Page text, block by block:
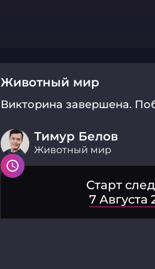
Животный мир
Викторина завершена.
Тимур Белов
Животный мир
Старт
7 Августа